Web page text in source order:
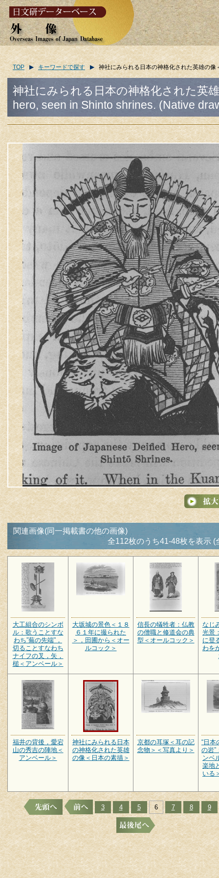
TOP キーワードで探す 神社にみられる日本の神格化された英雄の
神社にみられる日本の神格化された英
hero, seen in Shinto shrines. (Native
関連画像(同一掲載書の他の画像)
全112枚のうち41-48枚を表示 (
大工組合のシンボ
ル：歌うことすな
わち”蕪の先端”，
切ることすなわち
ナイフの叉，矢，
槌＜アンベール＞
大坂城の景色＜１８
６１年に撮られた
＞，田圃から＜オー
ルコック＞
信長の犠牲者：仏教
の僧職と修道会の典
型＜オールコック＞
なじ
光景
に登
わを
福井の背後，愛宕
山の秀吉の陣地＜
アンベール＞
神社にみられる日本
の神格化された英雄
の像＜日本の素描＞
京都の耳塚＜耳の記
念物＞＜写真より＞
“日本
の岩”
ンベ
楽地
いる
3 4 5 6 7 8 9